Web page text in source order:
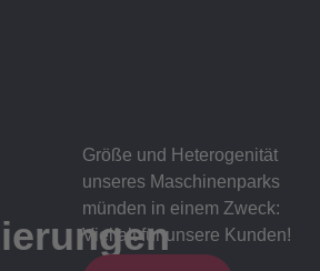
Größe und Heterogenität
unseres Maschinenparks
münden in einem Zweck:
Vielfalt für unsere Kunden!